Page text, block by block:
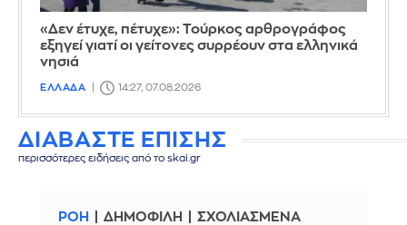
«Δεν έτυχε, πέτυχε»: Τούρκος αρθρογράφος
εξηγεί γιατί οι γείτονες συρρέουν στα ελληνικά
νησιά
ΕΛΛΑΔΑ 14:27, 07.08.2026
ΔΙΑΒΑΣΤΕ ΕΠΙΣΗΣ
περισσότερες ειδήσεις από το skai.gr
ΡΟΗ ΔΗΜΟΦΙΛΗ ΣΧΟΛΙΑΣΜΕΝΑ